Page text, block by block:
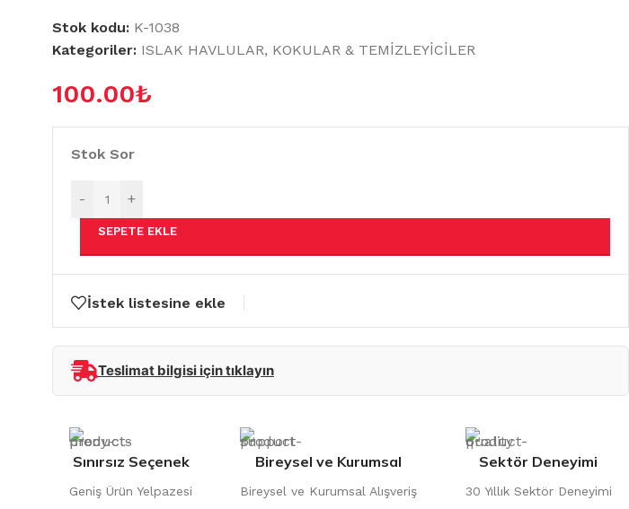
Stok kodu: K-1038
Kategoriler: ISLAK HAVLULAR, KOKULAR & TEMİZLEYİCİLER
100.00₺
Stok Sor
- +
SEPETE EKLE
İstek listesine ekle
Teslimat bilgisi için tıklayın
Sınırsız Seçenek
Geniş Ürün Yelpazesi
Bireysel ve Kurumsal
Bireysel ve Kurumsal Alışveriş
Sektör Deneyimi
30 Yıllık Sektör Deneyimi